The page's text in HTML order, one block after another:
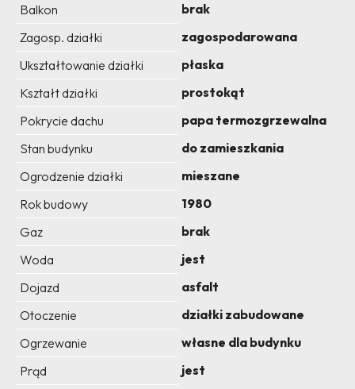
Balkon
brak
Zagosp. działki
zagospodarowana
Ukształtowanie działki
płaska
Kształt działki
prostokąt
Pokrycie dachu
papa termozgrzewalna
Stan budynku
do zamieszkania
Ogrodzenie działki
mieszane
Rok budowy
1980
Gaz
brak
Woda
jest
Dojazd
asfalt
Otoczenie
działki zabudowane
Ogrzewanie
własne dla budynku
Prąd
jest